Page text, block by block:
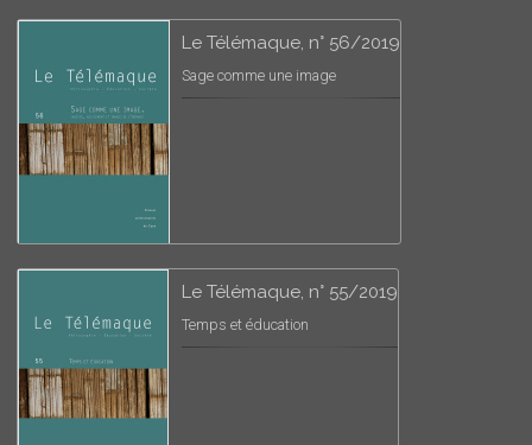
Le Télémaque, n° 56/2019
Sage comme une image
Le Télémaque, n° 55/2019
Temps et éducation